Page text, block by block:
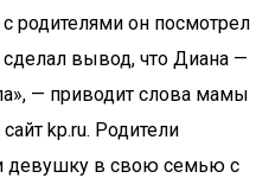
родителями он посмотрел
сделал вывод, что Диана —
— приводит слова мамы
сайт kp.ru. Родители
девушку в свою семью с